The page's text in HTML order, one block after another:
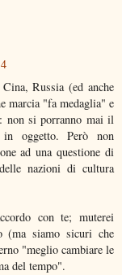
Russia (ed anche
marcia "fa medaglia" e
non si porranno mai il
in oggetto. Però non
ad una questione di
nazioni di cultura
con te; muterei
(ma siamo sicuri che
"meglio cambiare le
del tempo".